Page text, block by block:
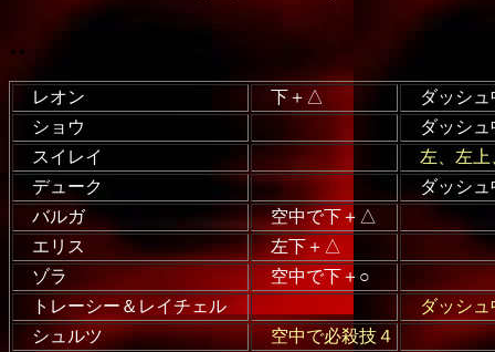
..
レオン 下＋△
ダッシュ
ショウ
ダッシュ
スイレイ
左、左上
デューク
ダッシ
バルガ
空中で下＋△
エリス
左下＋△
ゾラ
空中で下＋○
トレーシー＆レイチェル
ダッシュ
シュルツ
空中で必殺技４